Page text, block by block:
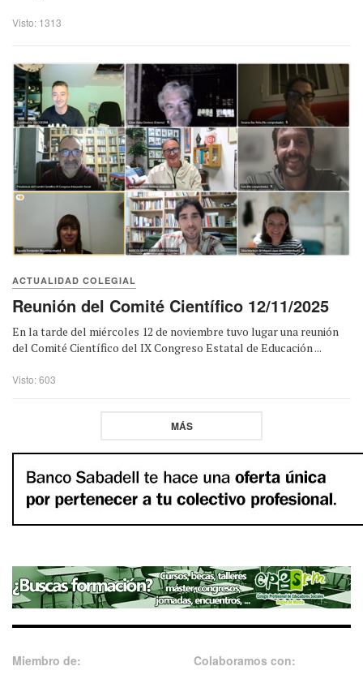
Visto: 1313
ACTUALIDAD COLEGIAL
Reunión del Comité Científico 12/11/2025
En la tarde del miércoles 12 de noviembre tuvo lugar una reunión
del Comité Científico del IX Congreso Estatal de Educación ...
Visto: 603
MÁS
Miembro de: Colaboramos con: